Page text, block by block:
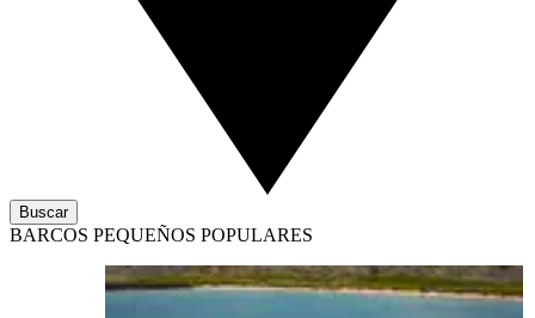
Buscar
BARCOS PEQUEÑOS POPULARES